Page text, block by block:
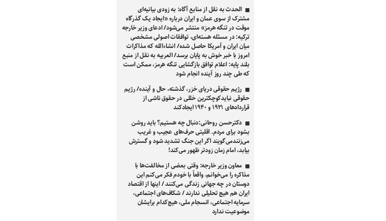
الحدث به نقل از منابع آگاه: به زودی بیانیه‌ای
مشترک از سوی عمان و ایران درباره «ایجاد یک گذرگاه
موقت در تنگه هرمز» منتشر می‌شود/ ادعای وزیر خارجه
ترکیه: در مسئله هسته‌ای، توافقات اصولی مشخصی
میان ایران و آمریکا حاصل شده/ انشاءالله که مذاکرات
امروز با خبر خوش به پایان برسد/ العربیه به نقل از منبع
بلند پایه: اعلام توافق بازگشایی تنگه هرمز، ممکن است
که طی چند روز آینده انجام شود
رژیم حقوقی دریای خزر، گذشته، حال و آینده/ رژیم
حقوقی نبایدکوچکترین خللی در حقوق ناشی از
قراردادهای ۱۹۲۱ و ۱۹۴۰ ایجادکند
دکترحسن روحانی:دنبال چه هستیم؟ باید روشن
بشود برای مردم. اقلیتی حرف‌های عجیب و غریب
می‌زنندمی‌گویند اگر این جنگ تشدید شود و گسترش
بیابد، امام زمان زودتر ظهور می‌کند!
معاون وزیر خارجه: وقتی بعضی از مخالفت‌ها با
مذاکره را می‌خوانم، واقعاً با خودم فکر می‌کنم این
دوستان در چه جهانی زندگی می‌کنند / اینها از اقتصاد
ایران هم هیچ تحلیلی ندارند / شکاف‌های اجتماعی،
سرمایه اجتماعی، انسجام ملی، هیچ‌کدام برایشان
موضوعیت ندارد